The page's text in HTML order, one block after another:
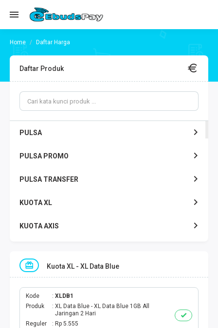
Daftar Harga
Daftar Produk
PULSA
PULSA PROMO
PULSA TRANSFER
KUOTA XL
KUOTA AXIS
KUOTA TELKOMSEL
KUOTA SMARTFREN
KUOTA TRI
Kuota XL - XL Data Blue
Kode
XLDB1
Produk
XL Data Blue - XL Data Blue 1GB All
Jaringan 2 Hari
Reguler
Rp 5.555